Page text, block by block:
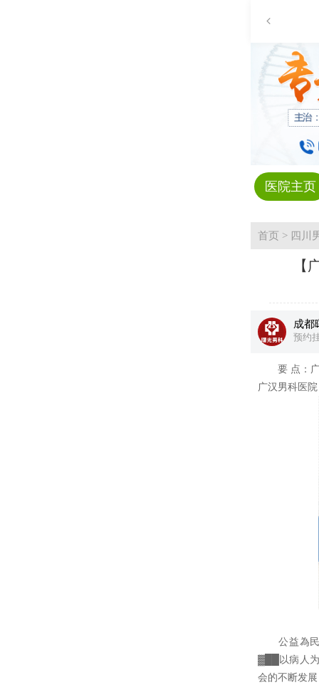
医院主页
首页 > 四川
【
成都
预约
要 点：广
广汉男科医院
公益為民
▓██以病人为
会的不断发